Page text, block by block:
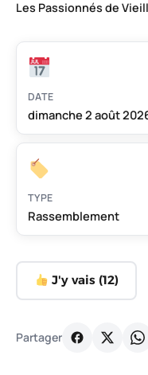
Les Passionnés de
DATE
dimanche 2 août
TYPE
Rassemblement
J'y vais (12)
Partager